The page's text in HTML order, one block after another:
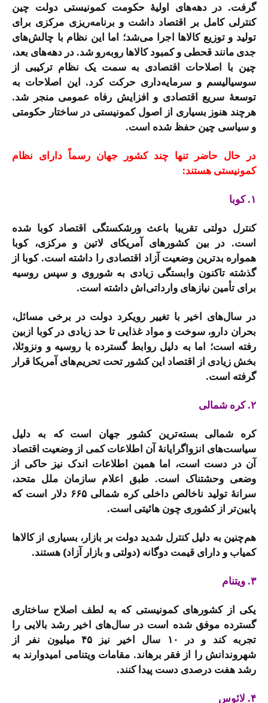
گرفت. در دهه‌های اولیۀ حکومت کمونیستی دولت چین
کنترلی کامل بر اقتصاد داشت و برنامه‌ریزی مرکزی برای
تولید و توزیع کالاها اجرا می‌شد؛ اما این نظام با چالش‌های
جدی مانند قحطی و کمبود کالاها روبه‌رو شد. در دهه‌های بعد،
چین با اصلاحات اقتصادی به سمت یک نظام ترکیبی از
سوسیالیسم و سرمایه‌داری حرکت کرد. این اصلاحات به
توسعۀ سریع اقتصادی و افزایش رفاه عمومی منجر شد.
هرچند هنوز بسیاری از اصول کمونیستی در ساختار حکومتی
و سیاسی چین حفظ شده است.
در حال حاضر تنها چند کشور جهان رسماً دارای نظام
کمونیستی هستند:
۱. کوبا
کنترل دولتی تقریبا باعث ورشکستگی اقتصاد کوبا شده
است. در بین کشورهای آمریکای لاتین و مرکزی، کوبا
همواره بدترین وضعیت‌ آزاد اقتصادی را داشته است. کوبا از
گذشته تاکنون وابستگی زیادی به شوروی و سپس روسیه
برای تأمین نیازهای وارداتی‌اش داشته است.
در سال‌های اخیر با تغییر رویکرد دولت در برخی مسائل،
بحران دارو، سوخت و مواد غذایی تا حد زیادی در کوبا ازبین
رفته است؛ اما به دلیل روابط گسترده با روسیه و ونزوئلا،
بخش زیادی از اقتصاد این کشور تحت تحریم‌های آمریکا قرار
گرفته است.
۲. کره شمالی
کره شمالی بسته‌ترین کشور جهان است که به دلیل
سیاست‌های انزواگرایانۀ آن اطلاعات کمی از وضعیت اقتصاد
آن در دست است، اما همین اطلاعات اندک نیز حاکی از
وضعی وحشتناک است. طبق اعلام سازمان ملل متحد،
سرانۀ تولید ناخالص داخلی کره شمالی ۶۶۵ دلار است که
پایین‌تر از کشوری چون هائیتی است.
هم‌چنین به دلیل کنترل شدید دولت بر بازار، بسیاری از کالاها
کمیاب و دارای قیمت دوگانه (دولتی و بازار آزاد) هستند.
۳. ویتنام
یکی از کشورهای کمونیستی که به لطف اصلاح ساختاری
گسترده موفق شده است در سال‌های اخیر رشد بالایی را
تجربه کند و در ۱۰ سال اخیر نیز ۴۵ میلیون نفر از
شهروندانش را از فقر برهاند. مقامات ویتنامی امیدوارند به
رشد هفت درصدی دست پیدا کنند.
۴. لائوس